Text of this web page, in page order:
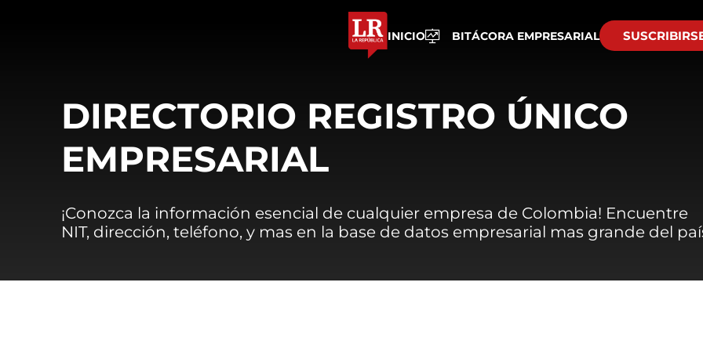
INICIO BITÁCORA EMPRESARIAL
DIRECTORIO REGISTRO ÚNICO
EMPRESARIAL
¡Conozca la información esencial de cualquier empresa de Colombia! Encuentre
NIT, dirección, teléfono, y mas en la base de datos empresarial mas grande del